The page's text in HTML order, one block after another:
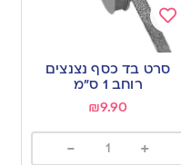
Add
wishlist
סרט בד כסף נצנצים
רוחב 1 ס”מ
₪9.90
+
-